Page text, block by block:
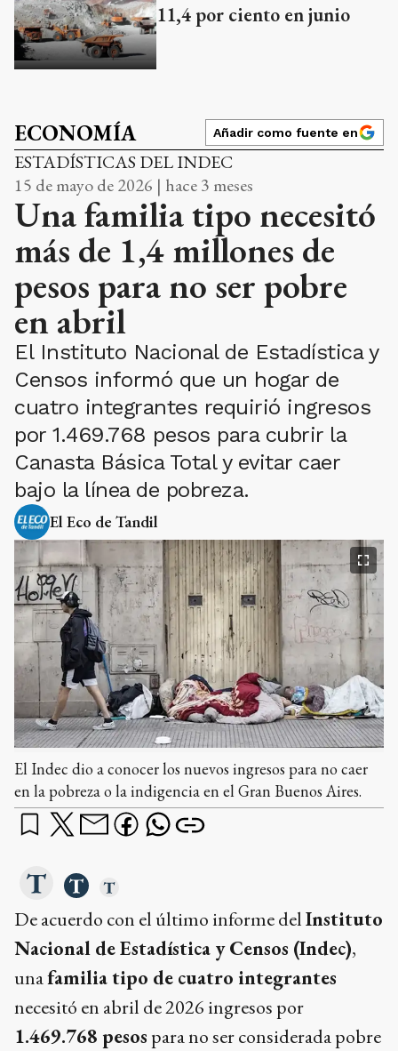
11,4 por ciento en junio
ECONOMÍA Añadir como fuente en
ESTADÍSTICAS DEL INDEC
15 de mayo de 2026 | hace 3 meses
Una familia tipo necesitó
más de 1,4 millones de
pesos para no ser pobre
en abril
El Instituto Nacional de Estadística y
Censos informó que un hogar de
cuatro integrantes requirió ingresos
por 1.469.768 pesos para cubrir la
Canasta Básica Total y evitar caer
bajo la línea de pobreza.
El Eco de Tandil
El Indec dio a conocer los nuevos ingresos para no caer
en la pobreza o la indigencia en el Gran Buenos Aires.
De acuerdo con el último informe delInstituto
Nacional de Estadística y Censos (Indec),
unafamilia tipo de cuatro integrantes
necesitó en abril de 2026 ingresos por
1.469.768 pesos para no ser considerada pobre